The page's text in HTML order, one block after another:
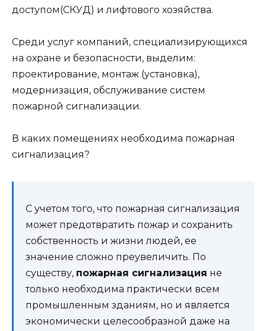
доступом(СКУД) и лифтового хозяйства.
Среди услуг компаний, специализирующихся
на охране и безопасности, выделим:
проектирование, монтаж (установка),
модернизация, обслуживание систем
пожарной сигнализации.
В каких помещениях необходима пожарная
сигнализация?
С учетом того, что пожарная сигнализация
может предотвратить пожар и сохранить
собственность и жизни людей, ее
значение сложно преувеличить. По
существу, пожарная сигнализация не
только необходима практически всем
промышленным зданиям, но и является
экономически целесообразной даже на